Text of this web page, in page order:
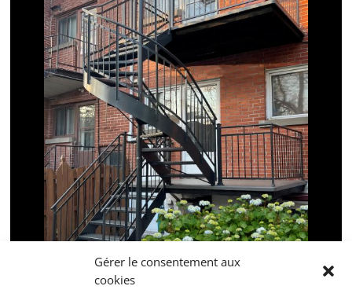
Gérer le consentement aux
cookies